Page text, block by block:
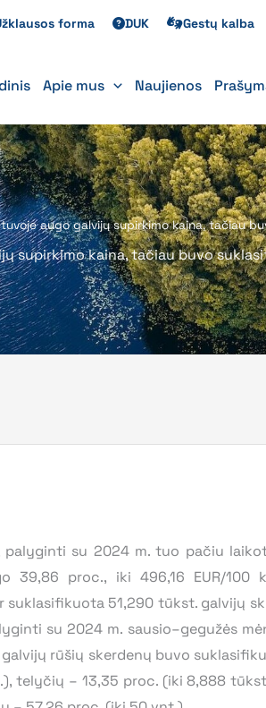
forma DUK Gestų kalba
Apie mus Naujienos
augo galvijų supirkimo kaina, tačiau
supirkimo kaina, tačiau buvo
palyginti su 2024 m. tuo pačiu
proc., iki 496,16 EUR/100
51,290 tūkst. galvijų
su 2024 m. sausio–gegužės
rūšių skerdenų buvo
telyčių – 13,35 proc. (iki 8,888